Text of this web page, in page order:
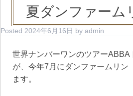
夏ダンファーム
Posted 2024年6月16日 by admin
世界ナンバーワンのツアーABBA
が、今年7月にダンファームリ
ます。